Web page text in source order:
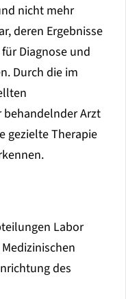
nicht mehr
deren Ergebnisse
Diagnose und
Durch die im
Arzt
gezielte Therapie
Labor
des